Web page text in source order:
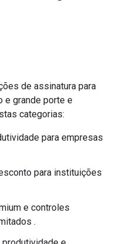
de assinatura para
e grande porte e
categorias:
para empresas
para instituições
e controles
.